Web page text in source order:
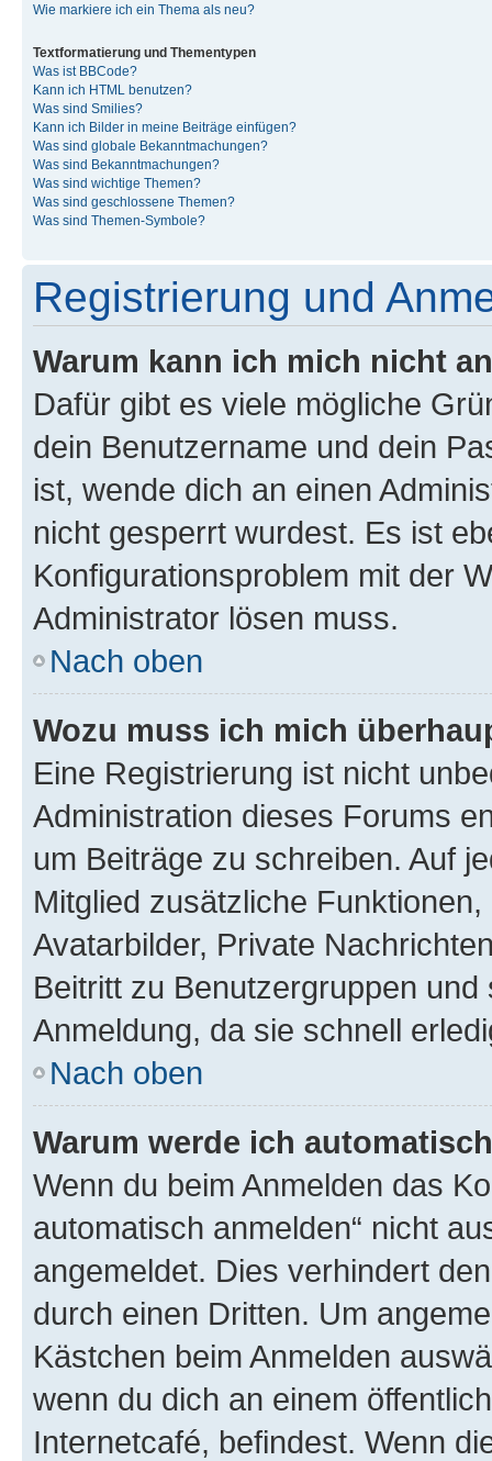
Wie markiere ich ein Thema als neu?
Textformatierung und Thementypen
Was ist BBCode?
Kann ich HTML benutzen?
Was sind Smilies?
Kann ich Bilder in meine Beiträge einfügen?
Was sind globale Bekanntmachungen?
Was sind Bekanntmachungen?
Was sind wichtige Themen?
Was sind geschlossene Themen?
Was sind Themen-Symbole?
Registrierung und
Warum kann ich mich nicht
Dafür gibt es viele mögliche
dein Benutzername und dein
ist, wende dich an einen
nicht gesperrt wurdest. Es ist
Konfigurationsproblem mit der
Administrator lösen muss.
Nach oben
Wozu muss ich mich
Eine Registrierung ist nicht
Administration dieses Forums
um Beiträge zu schreiben. Auf
Mitglied zusätzliche
Avatarbilder, Private
Beitritt zu Benutzergruppen
Anmeldung, da sie schnell
Nach oben
Warum werde ich
Wenn du beim Anmelden das
automatisch anmelden“ nicht
angemeldet. Dies verhindert
durch einen Dritten. Um
Kästchen beim Anmelden
wenn du dich an einem
Internetcafé, befindest. Wenn